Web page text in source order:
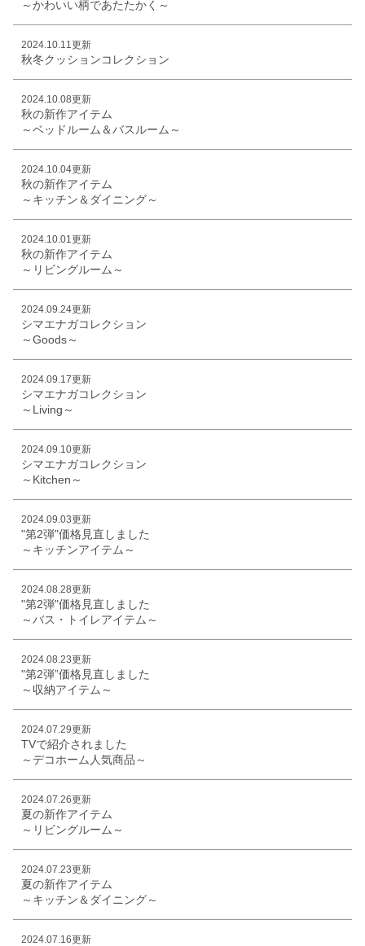
～かわいい柄であたたかく～
2024.10.11更新
秋冬クッションコレクション
2024.10.08更新
秋の新作アイテム
～ベッドルーム＆バスルーム～
2024.10.04更新
秋の新作アイテム
～キッチン＆ダイニング～
2024.10.01更新
秋の新作アイテム
～リビングルーム～
2024.09.24更新
シマエナガコレクション
～Goods～
2024.09.17更新
シマエナガコレクション
～Living～
2024.09.10更新
シマエナガコレクション
～Kitchen～
2024.09.03更新
"第2弾"価格見直しました
～キッチンアイテム～
2024.08.28更新
"第2弾"価格見直しました
～バス・トイレアイテム～
2024.08.23更新
"第2弾”価格見直しました
～収納アイテム～
2024.07.29更新
TVで紹介されました
～デコホーム人気商品～
2024.07.26更新
夏の新作アイテム
～リビングルーム～
2024.07.23更新
夏の新作アイテム
～キッチン＆ダイニング～
2024.07.16更新